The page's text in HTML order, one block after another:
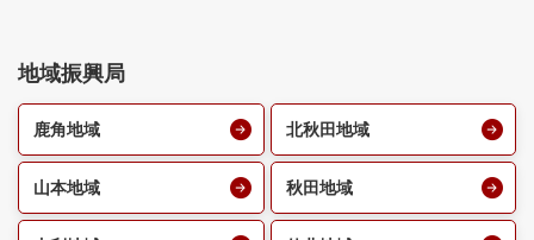
地域振興局
鹿角地域 北秋田地域
山本地域 秋田地域